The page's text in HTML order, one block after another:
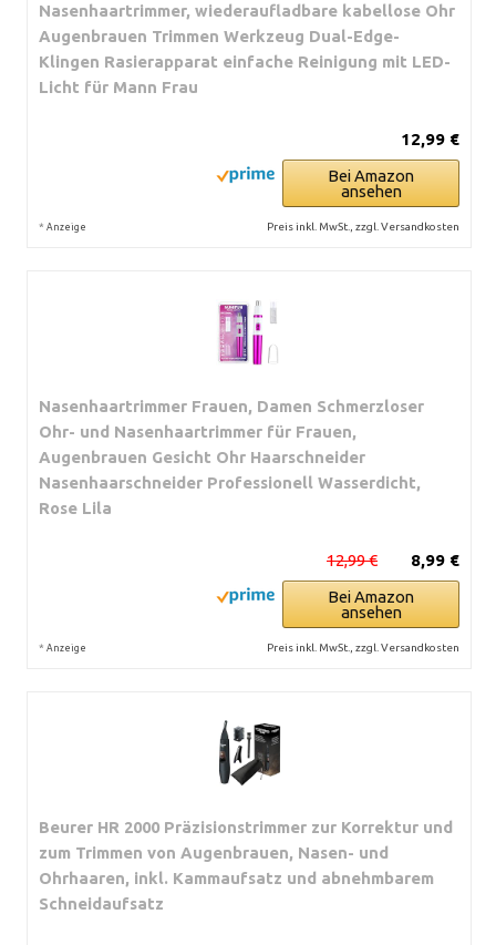
Nasenhaartrimmer, wiederaufladbare kabellose Ohr
Augenbrauen Trimmen Werkzeug Dual-Edge-
Klingen Rasierapparat einfache Reinigung mit LED-
Licht für Mann Frau
12,99 €
Bei Amazon
ansehen
* Anzeige Preis inkl. MwSt., zzgl. Versandkosten
Nasenhaartrimmer Frauen, Damen Schmerzloser
Ohr- und Nasenhaartrimmer für Frauen,
Augenbrauen Gesicht Ohr Haarschneider
Nasenhaarschneider Professionell Wasserdicht,
Rose Lila
8,99 €
12,99 €
Bei Amazon
ansehen
* Anzeige Preis inkl. MwSt., zzgl. Versandkosten
Beurer HR 2000 Präzisionstrimmer zur Korrektur und
zum Trimmen von Augenbrauen, Nasen- und
Ohrhaaren, inkl. Kammaufsatz und abnehmbarem
Schneidaufsatz